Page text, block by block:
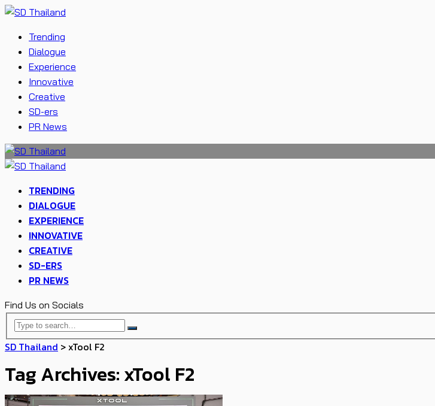
Trending
Dialogue
Experience
Innovative
Creative
SD-ers
PR News
TRENDING
DIALOGUE
EXPERIENCE
INNOVATIVE
CREATIVE
SD-ERS
PR NEWS
Find Us on Socials
SD Thailand >xTool F2
Tag Archives: xTool F2